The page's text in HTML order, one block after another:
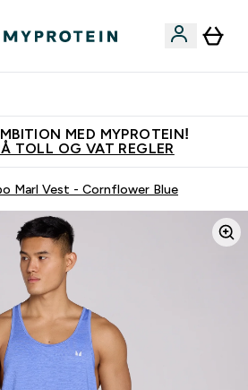
MED MYPROTEIN!
TOLL OG VAT REGLER
Marl Vest - Cornflower Blue